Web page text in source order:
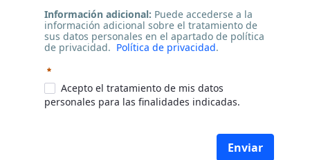
Información adicional: Puede accederse a la
información adicional sobre el tratamiento de
sus datos personales en el apartado de política
de privacidad. Política de privacidad.
Requerido
Acepto el tratamiento de mis datos
personales para las finalidades indicadas.
Enviar